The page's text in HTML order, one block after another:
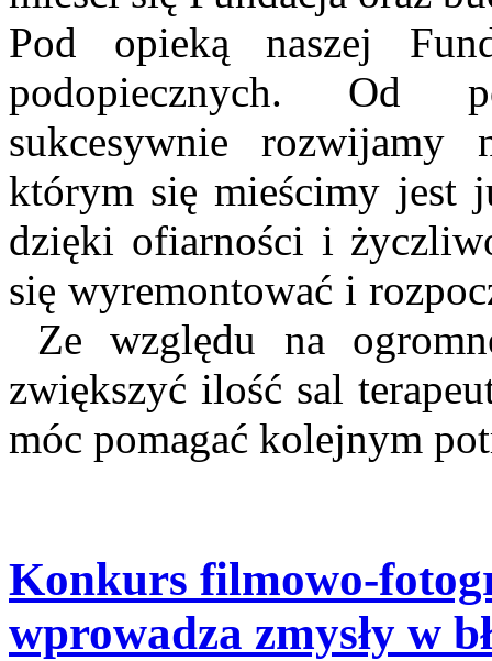
Pod opieką naszej
podopiecznych. Od
sukcesywnie
którym się mieścimy jest
dzięki ofiarności i
się wyremontować i
Ze względu na
zwiększyć ilość sal
móc pomagać kolejnym
Konkurs filmowo-
wprowadza zmysły w